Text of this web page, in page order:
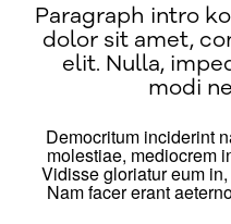
Paragraph intro
dolor sit amet,
elit. Nulla,
modi
Democritum inciderint
molestiae, mediocrem
Vidisse gloriatur eum
Nam facer erant